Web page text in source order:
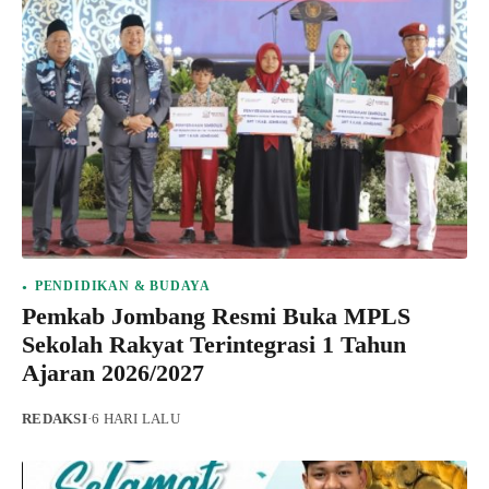
PENDIDIKAN & BUDAYA
Pemkab Jombang Resmi Buka MPLS
Sekolah Rakyat Terintegrasi 1 Tahun
Ajaran 2026/2027
REDAKSI·6 HARI LALU